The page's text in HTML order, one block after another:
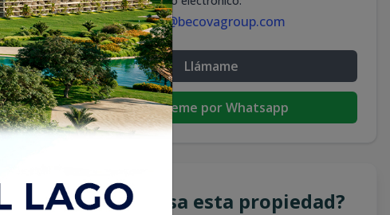
info@becovagroup.com
Llámame
Escribeme por Whatsapp
¿Te interesa esta propiedad?